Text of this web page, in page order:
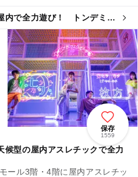
内で全力遊び！ トンデミの
保存
1559
候型の屋内アスレチックで全力
ル3階・4階に屋内アスレチッ